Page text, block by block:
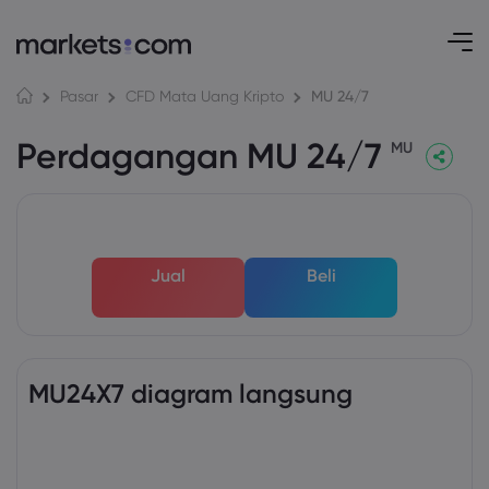
Pasar CFD Mata Uang Kripto MU 24/7
Perdagangan MU 24/7 MU
Jual Beli
MU24X7 diagram langsung